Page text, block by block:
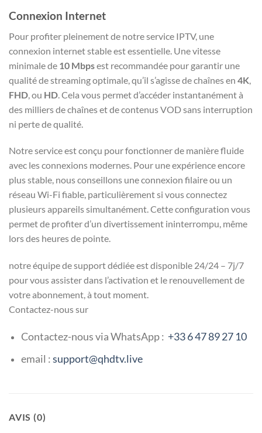
Connexion Internet
Pour profiter pleinement de notre service IPTV, une
connexion internet stable est essentielle. Une vitesse
minimale de 10 Mbpsest recommandée pour garantir une
qualité de streaming optimale, qu’il s’agisse de chaînes en 4K
FHD , ou HD . Cela vous permet d’accéder instantanément à
des milliers de chaînes et de contenus VOD sans interruption
ni perte de qualité.
Notre service est conçu pour fonctionner de manière fluide
avec les connexions modernes. Pour une expérience encore
plus stable, nous conseillons une connexion filaire ou un
réseau Wi-Fi fiable, particulièrement si vous connectez
plusieurs appareils simultanément. Cette configuration vous
permet de profiter d’un divertissement ininterrompu, même
lors des heures de pointe.
notre équipe de support dédiée est disponible 24/24 – 7j/7
pour vous assister dans l’activation et le renouvellement de
votre abonnement, à tout moment.
Contactez-nous sur
Contactez-nous via WhatsApp : +33 6 47 89 27 10
email :support@qhdtv.live
AVIS (0)